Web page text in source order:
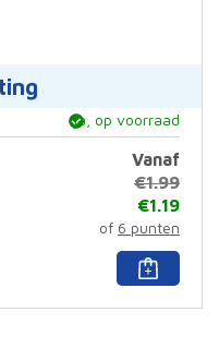
ja, op voorraad
Vanaf
€1.99
€1.19
of 6 punten
Dit